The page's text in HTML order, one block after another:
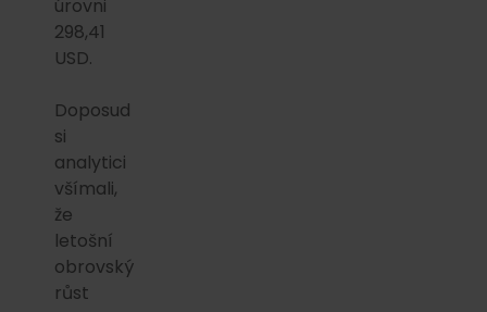
úrovni
298,41
USD.
Doposud
si
analytici
všímali,
že
letošní
obrovský
růst